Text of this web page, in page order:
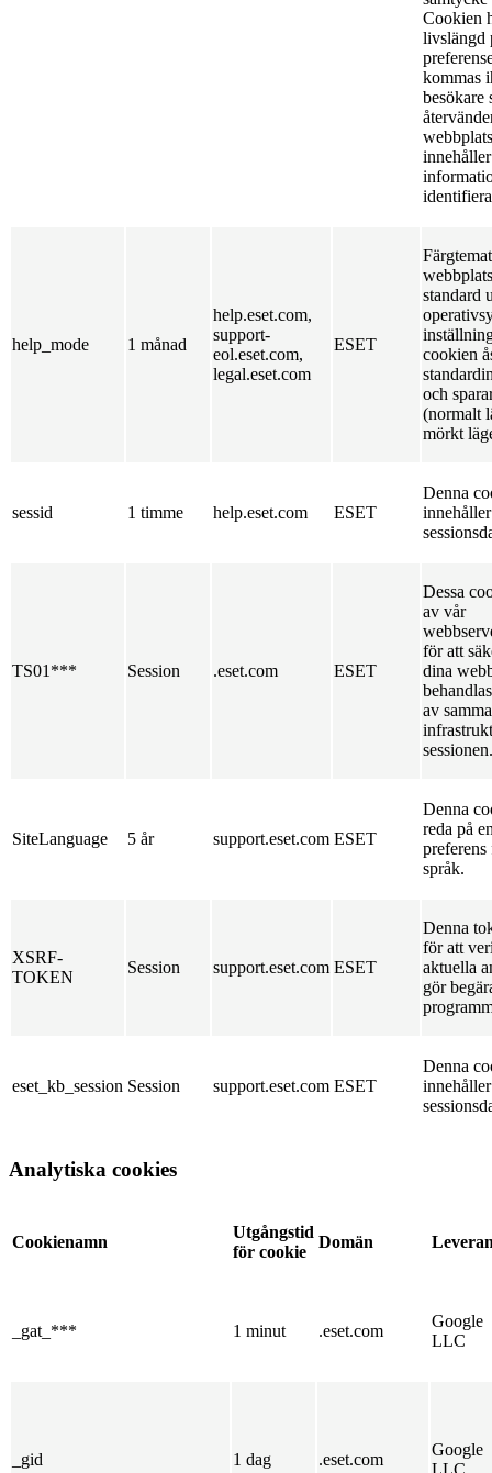
Cookien
livslängd
kommas
besökare
help_mode 1 månad
help.eset.com,
support-
eol.eset.com,
legal.eset.com
ESET
standard
cookien
och
(normalt
mörkt
sessid 1 timme help.eset.com ESET
Denna
TS01*** Session .eset.com ESET
Dessa
av vår
för att
dina
av
sessionen.
SiteLanguage 5 år support.eset.com ESET
Denna
reda på
språk.
XSRF-
TOKEN
Session support.eset.com ESET
Denna
för att
aktuella
gör
eset_kb_session Session support.eset.com ESET
Denna
Analytiska cookies
Cookienamn
Utgångstid
för cookie
Domän
_gat_*** 1 minut .eset.com
Google
LLC
_gid 1 dag .eset.com
Google